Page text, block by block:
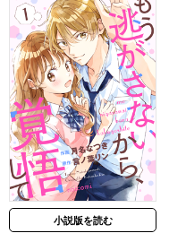
小説版を読む